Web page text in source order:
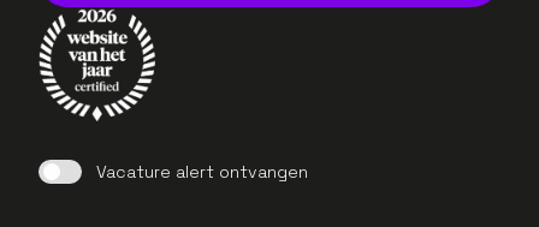
Vacature alert ontvangen